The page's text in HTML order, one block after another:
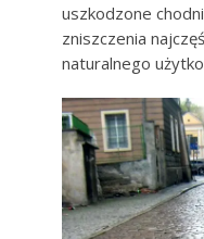
uszkodzone
zniszczenia
naturalnego